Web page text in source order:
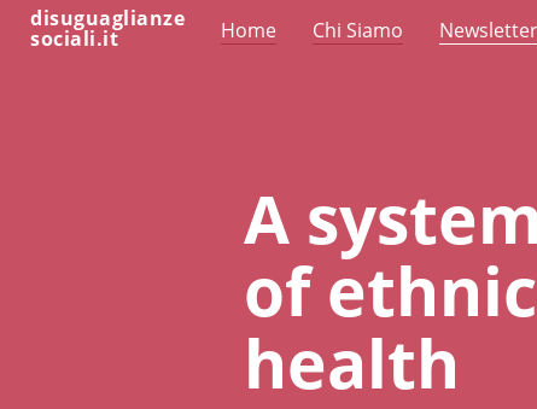
disuguaglianze
sociali.it Home Chi Siamo Newsletter
A
of
health